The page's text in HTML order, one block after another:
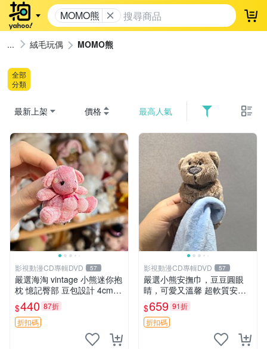
MOMO熊 登
絨毛玩偶 MOMO熊
全部
分類
最新上架 價格 最高人氣
影視動漫CD專輯DVD 57
嚴選海淘 vintage 小熊迷你抱
枕 憶記臀部 豆包設計 4cm
高 推薦收藏 迷你豆包小熊、
高臀部、豆袋抱枕
$440 87折
折扣碼
影視動漫CD專輯DVD 57
嚴選小熊安撫巾，豆豆圓眼
睛，可愛又溫馨 超軟質安撫
巾，豆豆設計，哄睡好幫手
約克豆豆眼安撫巾 數碼豆豆
眼
$659 91折
折扣碼